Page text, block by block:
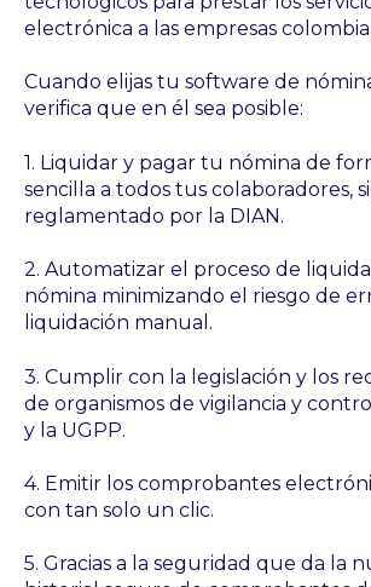
electrónica a las empresas
Cuando elijas tu software de
verifica que en él sea posible:
1. Liquidar y pagar tu nómina de
sencilla a todos tus colaboradores,
reglamentado por la DIAN.
2. Automatizar el proceso de
nómina minimizando el riesgo de
liquidación manual.
3. Cumplir con la legislación y los
de organismos de vigilancia y
y la UGPP.
4. Emitir los comprobantes
con tan solo un clic.
5. Gracias a la seguridad que da la